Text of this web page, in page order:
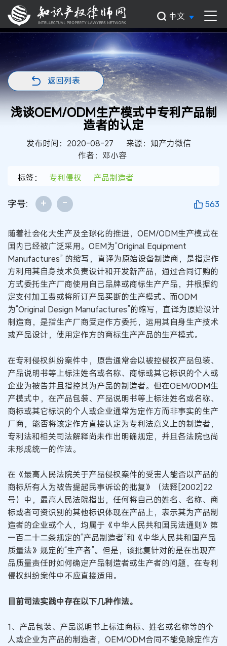
中文
返回列表
浅谈OEM/ODM生产模式中专利产品制
造者的认定
发布时间：2020-08-27
来源：知产力微信
作者：邓小容
标签：
专利侵权 产品制造者
字号: + - 563
随着社会化大生产及全球化的推进，OEM/ODM生产模式在
国内已经被广泛采用。OEM为“Original Equipment
Manufactures” 的缩写，直译为原始设备制造商，是指定作
方利用其自身技术负责设计和开发新产品，通过合同订购的
方式委托生产厂商使用自己品牌或商标生产产品，并根据约
定支付加工费或将所订产品买断的生产模式。而ODM
为“Original Design Manufactures”的缩写，直译为原始设计
制造商，是指生产厂商受定作方委托，运用其自身生产技术
或产品设计，使用定作方的商标生产产品的生产模式。
在专利侵权纠纷案件中，原告通常会以被控侵权产品包装、
产品说明书等上标注姓名或名称、商标或其它标识的个人或
企业为被告并且指控其为产品的制造者。但在OEM/ODM生
产模式中，在产品包装、产品说明书等上标注姓名或名称、
商标或其它标识的个人或企业通常为定作方而非事实的生产
厂商，能否将该定作方直接认定为专利法意义上的制造者，
专利法和相关司法解释尚未作出明确规定，并且各法院也尚
未形成统一的作法。
在《最高人民法院关于产品侵权案件的受害人能否以产品的
商标所有人为被告提起民事诉讼的批复》（法释[2002]22
号）中，最高人民法院指出，任何将自己的姓名、名称、商
标或者可资识别的其他标识体现在产品上，表示其为产品制
造者的企业或个人，均属于《中华人民共和国民法通则》第
一百二十二条规定的“产品制造者”和《中华人民共和国产品
质量法》规定的“生产者”。但是，该批复针对的是在出现产
品质量责任时如何确定产品制造者或生产者的问题，在专利
侵权纠纷案件中不应直接适用。
目前司法实践中存在以下几种作法。
1、产品包装、产品说明书上标注商标、姓名或名称等的个
人或企业为产品的制造者，OEM/ODM合同不能免除定作方